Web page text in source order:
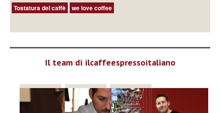
Tostatura del caffè
we love coffee
Il team di ilcaffeespressoitaliano